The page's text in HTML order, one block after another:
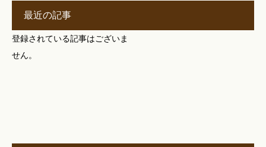
最近の記事
登録されている記事はございま
せん。